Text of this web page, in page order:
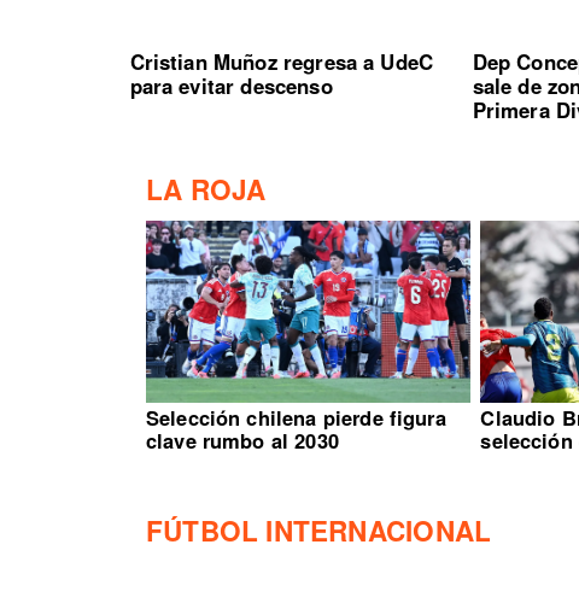
Cristian Muñoz regresa a UdeC
para evitar descenso
Dep
sale de
Primera
LA ROJA
Selección chilena pierde figura
clave rumbo al 2030
Claudio
selección
FÚTBOL INTERNACIONAL